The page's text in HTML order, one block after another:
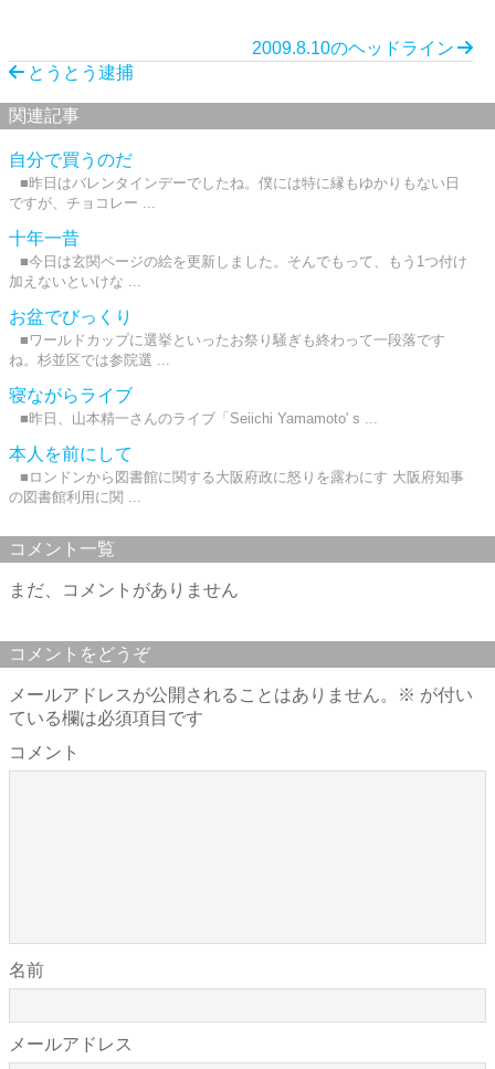
2009.8.10のヘッドライン
とうとう逮捕
関連記事
自分で買うのだ
■昨日はバレンタインデーでしたね。僕には特に縁もゆかりもない日
ですが、チョコレー ...
十年一昔
■今日は玄関ページの絵を更新しました。そんでもって、もう1つ付け
加えないといけな ...
お盆でびっくり
■ワールドカップに選挙といったお祭り騒ぎも終わって一段落です
ね。杉並区では参院選 ...
寝ながらライブ
■昨日、山本精一さんのライブ「Seiichi Yamamoto' s ...
本人を前にして
■ロンドンから図書館に関する大阪府政に怒りを露わにす 大阪府知事
の図書館利用に関 ...
コメント一覧
まだ、コメントがありません
コメントをどうぞ
メールアドレスが公開されることはありません。 ※ が付い
ている欄は必須項目です
コメント
名前
メールアドレス